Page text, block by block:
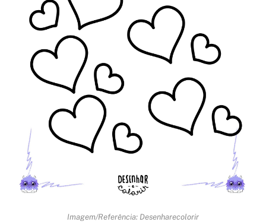
Imagem/Referência: Desenharecolorir